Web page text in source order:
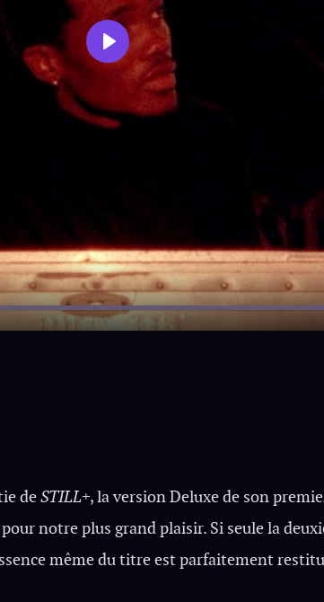
Play
deSTILL+, la version Deluxe de son
notre plus grand plaisir. Si seule la
même du titre est parfaitement